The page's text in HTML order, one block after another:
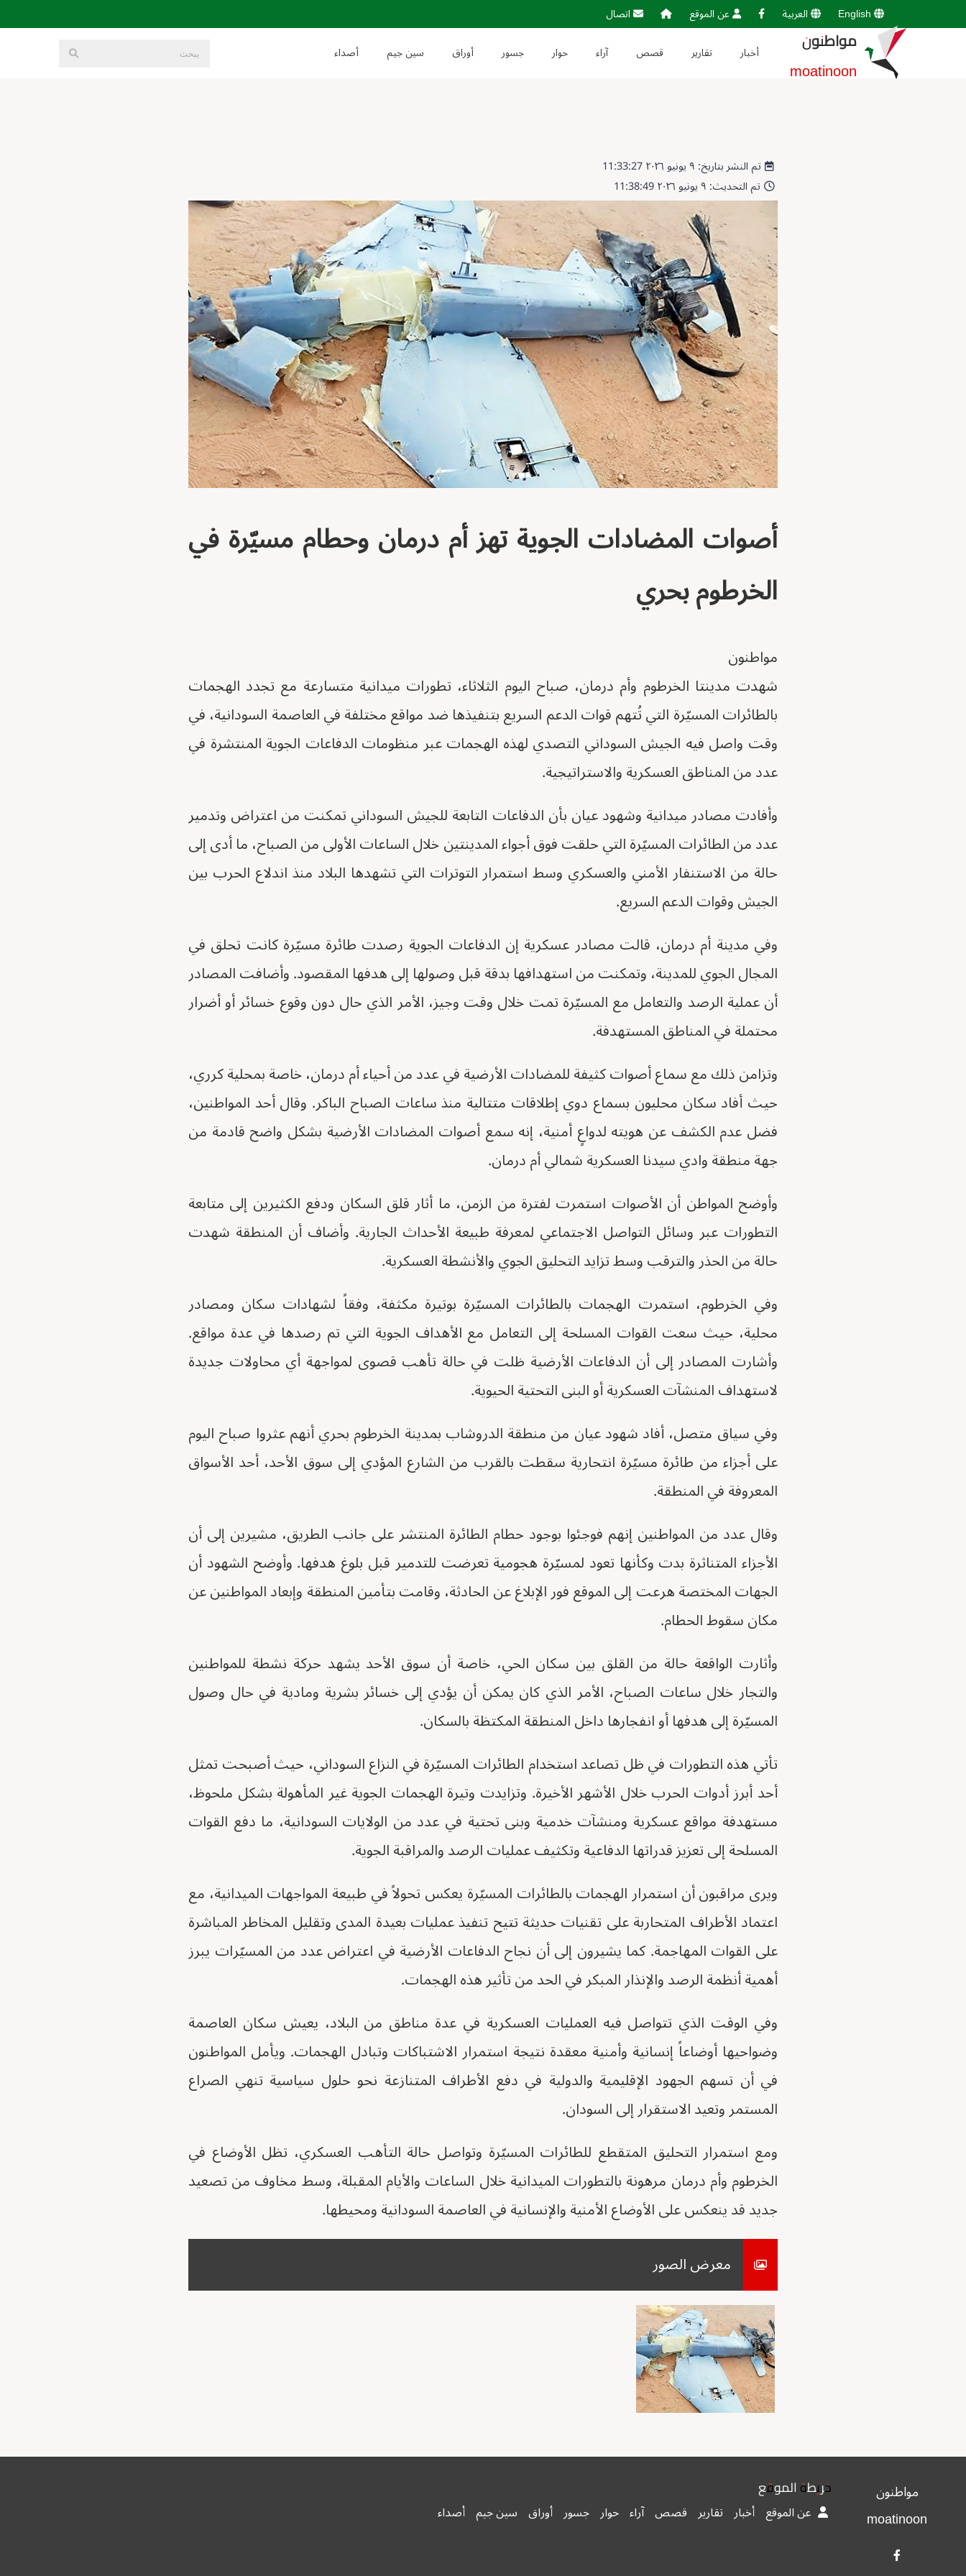
English العربية عن الموقع اتصال
مواطنون
moatinoon
أخبار تقارير قصص آراء حوار جسور أوراق سين جيم أصداء
تم النشر بتاريخ: ٩ يونيو ٢٠٢٦ 11:33:27
تم التحديث: ٩ يونيو ٢٠٢٦ 11:38:49
أصوات المضادات الجوية تهز أم درمان وحطام مسيّرة في
الخرطوم بحري
مواطنون
شهدت مدينتا الخرطوم وأم درمان، صباح اليوم الثلاثاء، تطورات ميدانية متسارعة مع تجدد الهجمات
بالطائرات المسيّرة التي تُتهم قوات الدعم السريع بتنفيذها ضد مواقع مختلفة في العاصمة السودانية، في
وقت واصل فيه الجيش السوداني التصدي لهذه الهجمات عبر منظومات الدفاعات الجوية المنتشرة في
عدد من المناطق العسكرية والاستراتيجية.
وأفادت مصادر ميدانية وشهود عيان بأن الدفاعات التابعة للجيش السوداني تمكنت من اعتراض وتدمير
عدد من الطائرات المسيّرة التي حلقت فوق أجواء المدينتين خلال الساعات الأولى من الصباح، ما أدى إلى
حالة من الاستنفار الأمني والعسكري وسط استمرار التوترات التي تشهدها البلاد منذ اندلاع الحرب بين
الجيش وقوات الدعم السريع.
وفي مدينة أم درمان، قالت مصادر عسكرية إن الدفاعات الجوية رصدت طائرة مسيّرة كانت تحلق في
المجال الجوي للمدينة، وتمكنت من استهدافها بدقة قبل وصولها إلى هدفها المقصود. وأضافت المصادر
أن عملية الرصد والتعامل مع المسيّرة تمت خلال وقت وجيز، الأمر الذي حال دون وقوع خسائر أو أضرار
محتملة في المناطق المستهدفة.
وتزامن ذلك مع سماع أصوات كثيفة للمضادات الأرضية في عدد من أحياء أم درمان، خاصة بمحلية كرري،
حيث أفاد سكان محليون بسماع دوي إطلاقات متتالية منذ ساعات الصباح الباكر. وقال أحد المواطنين،
فضل عدم الكشف عن هويته لدواعٍ أمنية، إنه سمع أصوات المضادات الأرضية بشكل واضح قادمة من
جهة منطقة وادي سيدنا العسكرية شمالي أم درمان.
وأوضح المواطن أن الأصوات استمرت لفترة من الزمن، ما أثار قلق السكان ودفع الكثيرين إلى متابعة
التطورات عبر وسائل التواصل الاجتماعي لمعرفة طبيعة الأحداث الجارية. وأضاف أن المنطقة شهدت
حالة من الحذر والترقب وسط تزايد التحليق الجوي والأنشطة العسكرية.
وفي الخرطوم، استمرت الهجمات بالطائرات المسيّرة بوتيرة مكثفة، وفقاً لشهادات سكان ومصادر
محلية، حيث سعت القوات المسلحة إلى التعامل مع الأهداف الجوية التي تم رصدها في عدة مواقع.
وأشارت المصادر إلى أن الدفاعات الأرضية ظلت في حالة تأهب قصوى لمواجهة أي محاولات جديدة
لاستهداف المنشآت العسكرية أو البنى التحتية الحيوية.
وفي سياق متصل، أفاد شهود عيان من منطقة الدروشاب بمدينة الخرطوم بحري أنهم عثروا صباح اليوم
على أجزاء من طائرة مسيّرة انتحارية سقطت بالقرب من الشارع المؤدي إلى سوق الأحد، أحد الأسواق
المعروفة في المنطقة.
وقال عدد من المواطنين إنهم فوجئوا بوجود حطام الطائرة المنتشر على جانب الطريق، مشيرين إلى أن
الأجزاء المتناثرة بدت وكأنها تعود لمسيّرة هجومية تعرضت للتدمير قبل بلوغ هدفها. وأوضح الشهود أن
الجهات المختصة هرعت إلى الموقع فور الإبلاغ عن الحادثة، وقامت بتأمين المنطقة وإبعاد المواطنين عن
مكان سقوط الحطام.
وأثارت الواقعة حالة من القلق بين سكان الحي، خاصة أن سوق الأحد يشهد حركة نشطة للمواطنين
والتجار خلال ساعات الصباح، الأمر الذي كان يمكن أن يؤدي إلى خسائر بشرية ومادية في حال وصول
المسيّرة إلى هدفها أو انفجارها داخل المنطقة المكتظة بالسكان.
تأتي هذه التطورات في ظل تصاعد استخدام الطائرات المسيّرة في النزاع السوداني، حيث أصبحت تمثل
أحد أبرز أدوات الحرب خلال الأشهر الأخيرة. وتزايدت وتيرة الهجمات الجوية غير المأهولة بشكل ملحوظ،
مستهدفة مواقع عسكرية ومنشآت خدمية وبنى تحتية في عدد من الولايات السودانية، ما دفع القوات
المسلحة إلى تعزيز قدراتها الدفاعية وتكثيف عمليات الرصد والمراقبة الجوية.
ويرى مراقبون أن استمرار الهجمات بالطائرات المسيّرة يعكس تحولاً في طبيعة المواجهات الميدانية، مع
اعتماد الأطراف المتحاربة على تقنيات حديثة تتيح تنفيذ عمليات بعيدة المدى وتقليل المخاطر المباشرة
على القوات المهاجمة. كما يشيرون إلى أن نجاح الدفاعات الأرضية في اعتراض عدد من المسيّرات يبرز
أهمية أنظمة الرصد والإنذار المبكر في الحد من تأثير هذه الهجمات.
وفي الوقت الذي تتواصل فيه العمليات العسكرية في عدة مناطق من البلاد، يعيش سكان العاصمة
وضواحيها أوضاعاً إنسانية وأمنية معقدة نتيجة استمرار الاشتباكات وتبادل الهجمات. ويأمل المواطنون
في أن تسهم الجهود الإقليمية والدولية في دفع الأطراف المتنازعة نحو حلول سياسية تنهي الصراع
المستمر وتعيد الاستقرار إلى السودان.
ومع استمرار التحليق المتقطع للطائرات المسيّرة وتواصل حالة التأهب العسكري، تظل الأوضاع في
الخرطوم وأم درمان مرهونة بالتطورات الميدانية خلال الساعات والأيام المقبلة، وسط مخاوف من تصعيد
جديد قد ينعكس على الأوضاع الأمنية والإنسانية في العاصمة السودانية ومحيطها.
معرض الصور
مواطنون
moatinoon
خريطة الموقع
عن الموقع أخبار تقارير قصص آراء حوار جسور أوراق سين جيم أصداء